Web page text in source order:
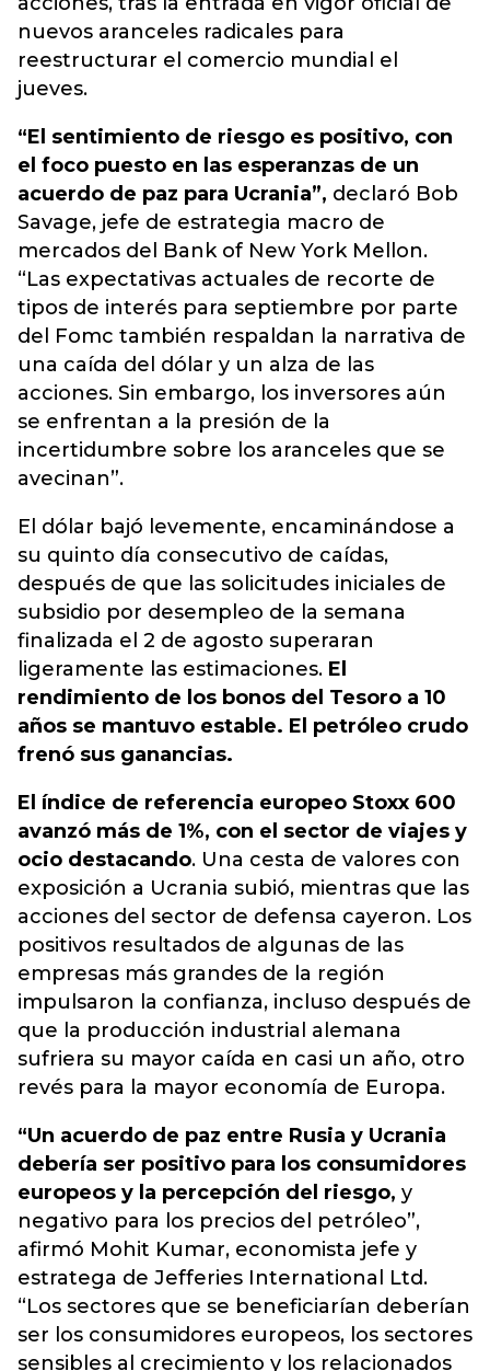
nuevos aranceles radicales para
reestructurar el comercio mundial el
jueves.
“El sentimiento de riesgo es positivo, con
el foco puesto en las esperanzas de un
acuerdo de paz para Ucrania”, declaró Bob
Savage, jefe de estrategia macro de
mercados del Bank of New York Mellon.
“Las expectativas actuales de recorte de
tipos de interés para septiembre por parte
del Fomc también respaldan la narrativa de
una caída del dólar y un alza de las
acciones. Sin embargo, los inversores aún
se enfrentan a la presión de la
incertidumbre sobre los aranceles que se
avecinan”.
El dólar bajó levemente, encaminándose a
su quinto día consecutivo de caídas,
después de que las solicitudes iniciales de
subsidio por desempleo de la semana
finalizada el 2 de agosto superaran
ligeramente las estimaciones. El
rendimiento de los bonos del Tesoro a 10
años se mantuvo estable. El petróleo crudo
frenó sus ganancias.
El índice de referencia europeo Stoxx 600
avanzó más de 1%, con el sector de viajes y
ocio destacando. Una cesta de valores con
exposición a Ucrania subió, mientras que las
acciones del sector de defensa cayeron. Los
positivos resultados de algunas de las
empresas más grandes de la región
impulsaron la confianza, incluso después de
que la producción industrial alemana
sufriera su mayor caída en casi un año, otro
revés para la mayor economía de Europa.
“Un acuerdo de paz entre Rusia y Ucrania
debería ser positivo para los consumidores
europeos y la percepción del riesgo, y
negativo para los precios del petróleo”,
afirmó Mohit Kumar, economista jefe y
estratega de Jefferies International Ltd.
“Los sectores que se beneficiarían deberían
ser los consumidores europeos, los sectores
sensibles al crecimiento y los relacionados